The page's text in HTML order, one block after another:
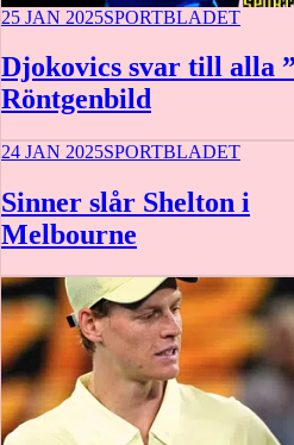
25 JAN 2025SPORTBLADET
Djokovics svar till alla
Röntgenbild
24 JAN 2025SPORTBLADET
Sinner slår Shelton i
Melbourne